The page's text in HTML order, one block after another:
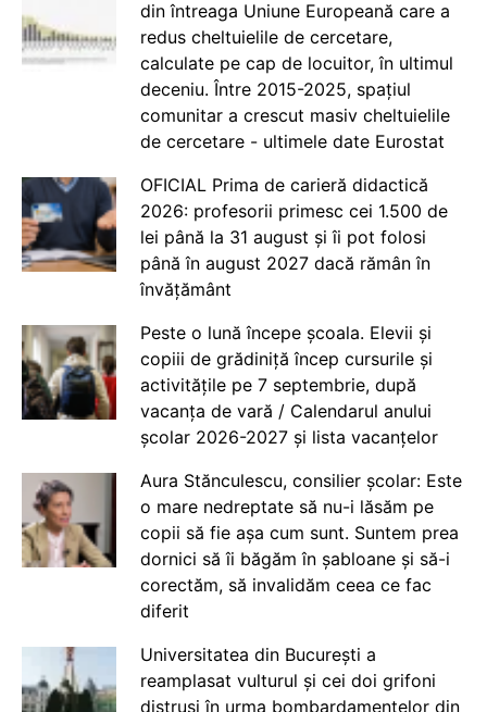
din întreaga Uniune Europeană care a
redus cheltuielile de cercetare,
calculate pe cap de locuitor, în ultimul
deceniu. Între 2015-2025, spațiul
comunitar a crescut masiv cheltuielile
de cercetare - ultimele date Eurostat
OFICIAL Prima de carieră didactică
2026: profesorii primesc cei 1.500 de
lei până la 31 august și îi pot folosi
până în august 2027 dacă rămân în
învățământ
Peste o lună începe școala. Elevii și
copiii de grădiniță încep cursurile și
activitățile pe 7 septembrie, după
vacanța de vară / Calendarul anului
școlar 2026-2027 și lista vacanțelor
Aura Stănculescu, consilier școlar: Este
o mare nedreptate să nu-i lăsăm pe
copii să fie așa cum sunt. Suntem prea
dornici să îi băgăm în șabloane și să-i
corectăm, să invalidăm ceea ce fac
diferit
Universitatea din București a
reamplasat vulturul și cei doi grifoni
distruși în urma bombardamentelor din